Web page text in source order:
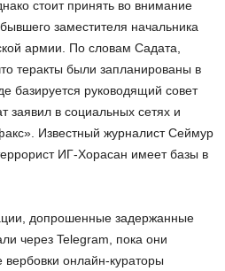
стоит принять во внимание
заместителя начальника
армии. По словам Садата,
теракты были запланированы в
базируется руководящий совет
в социальных сетях и
Известный журналист Сеймур
ИГ-Хорасан имеет базы в
допрошенные задержанные
через Telegram, пока они
онлайн-кураторы